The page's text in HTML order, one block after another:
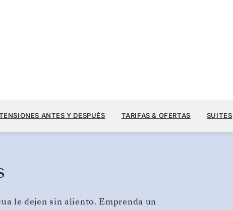
23 DIAS
POR HUÉSPED, CON TARIFA ALL-INCLUSIVE PLUS
ANTES Y DESPUÉS TARIFAS & OFERTAS SUITES
le dejen sin aliento. Emprenda un